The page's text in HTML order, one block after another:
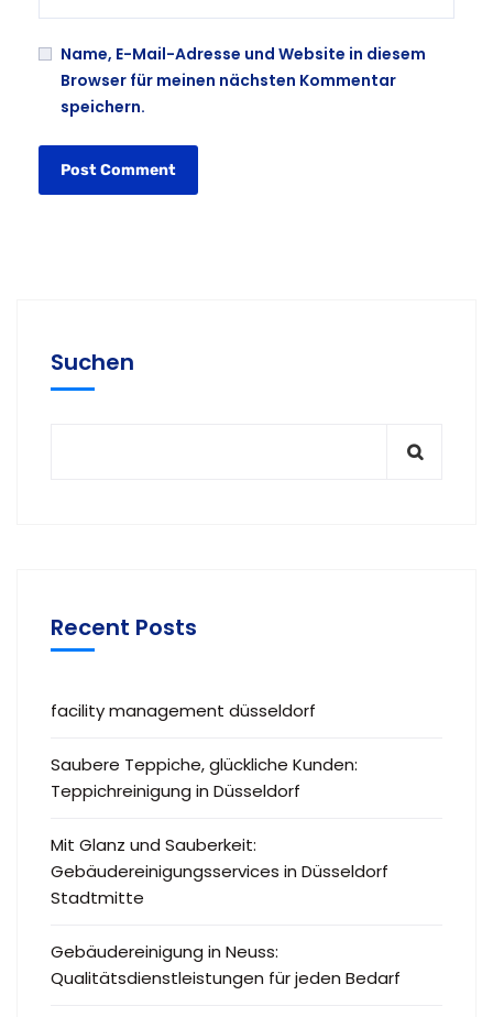
Name, E-Mail-Adresse und Website in diesem
Browser für meinen nächsten Kommentar
speichern.
Suchen
Recent Posts
facility management düsseldorf
Saubere Teppiche, glückliche Kunden:
Teppichreinigung in Düsseldorf
Mit Glanz und Sauberkeit:
Gebäudereinigungsservices in Düsseldorf
Stadtmitte
Gebäudereinigung in Neuss:
Qualitätsdienstleistungen für jeden Bedarf